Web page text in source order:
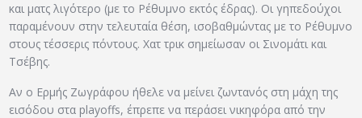
και ματς λιγότερο (με το Ρέθυμνο εκτός έδρας). Οι γηπεδούχοι
παραμένουν στην τελευταία θέση, ισοβαθμώντας με το Ρέθυμνο
στους τέσσερις πόντους. Χατ τρικ σημείωσαν οι Σινομάτι και
Τσέβης.
Αν ο Ερμής Ζωγράφου ήθελε να μείνει ζωντανός στη μάχη της
εισόδου στα playoffs, έπρεπε να περάσει νικηφόρα από την